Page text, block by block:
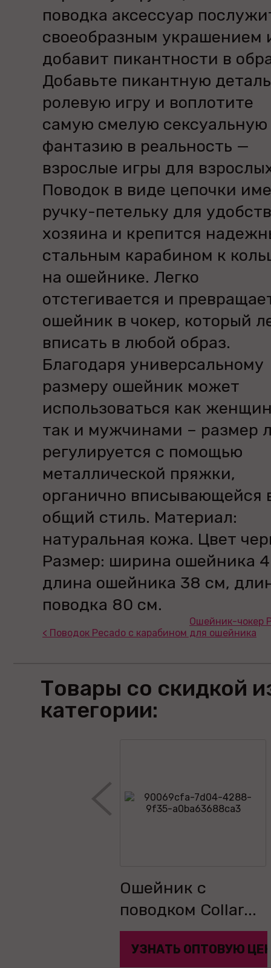
поводка аксессуар
своеобразным украшением
добавит пикантности в
Добавьте пикантную
ролевую игру и воплотите
самую смелую сексуальную
фантазию в реальность —
взрослые игры для
Поводок в виде цепочки
ручку-петельку для
хозяина и крепится
стальным карабином к
на ошейнике. Легко
отстегивается и
ошейник в чокер, который
вписать в любой образ.
Благодаря универсальному
размеру ошейник может
использоваться как
так и мужчинами – размер
регулируется с помощью
металлической пряжки,
органично вписывающейся
общий стиль. Материал:
натуральная кожа. Цвет
Размер: ширина ошейника
длина ошейника 38 см,
поводка 80 см.
Ошейник-чокер
< Поводок Pecado с карабином для ошейника
Товары со скидкой
категории:
Ошейник с
поводком Collar...
УЗНАТЬ ОПТОВУЮ